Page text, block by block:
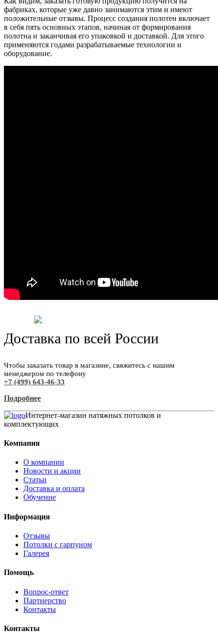
фабриках, которые уже давно занимаются этим и имеют
положительные отзывы. Процесс создания полотен включает
в себя пять основных этапов, начиная от формирования
полотна и заканчивая его упаковкой и доставкой. Для этого
применяются годами разрабатываемые технологии и
оборудование.
Доставка по всей России
Чтобы заказать товар в магазине, свяжитесь с нашим
менеджером по телефону
+7 (499) 643-46-33
Подробнее
Интернет-магазин натяжных потолков и
комплектующих
Компания
О компании
Новости и акции
Статьи
Доставка и оплата
Обучение
Информация
Отзывы
Потолки с гарпуном
Галерея
Помощь
Вопрос-ответ
Партнерство
Контакты
Контакты